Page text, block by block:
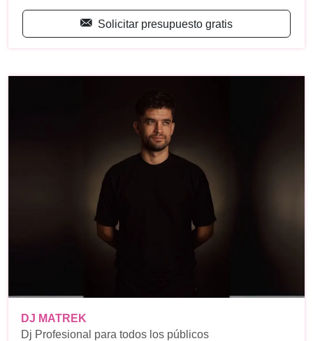
Solicitar presupuesto gratis
DJ MATREK
Dj Profesional para todos los públicos